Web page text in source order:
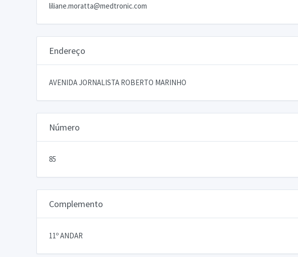
liliane.moratta@medtronic.com
Endereço
AVENIDA JORNALISTA ROBERTO MARINHO
Número
85
Complemento
11º ANDAR